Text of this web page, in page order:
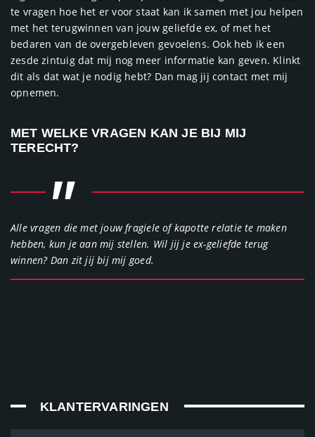
te vragen hoe het er voor staat kan ik samen met jou helpen
met het terugwinnen van jouw geliefde ex, of met het
bedaren van de overgebleven gevoelens. Ook heb ik een
zesde zintuig dat mij nog meer informatie kan geven. Klinkt
dit als dat wat je nodig hebt? Dan mag jij contact met mij
opnemen.
MET WELKE VRAGEN KAN JE BIJ MIJ
TERECHT?
"
Alle vragen die met jouw fragiele of kapotte relatie te maken
hebben, kun je aan mij stellen. Wil jij je ex-geliefde terug
winnen? Dan zit jij bij mij goed.
KLANTERVARINGEN